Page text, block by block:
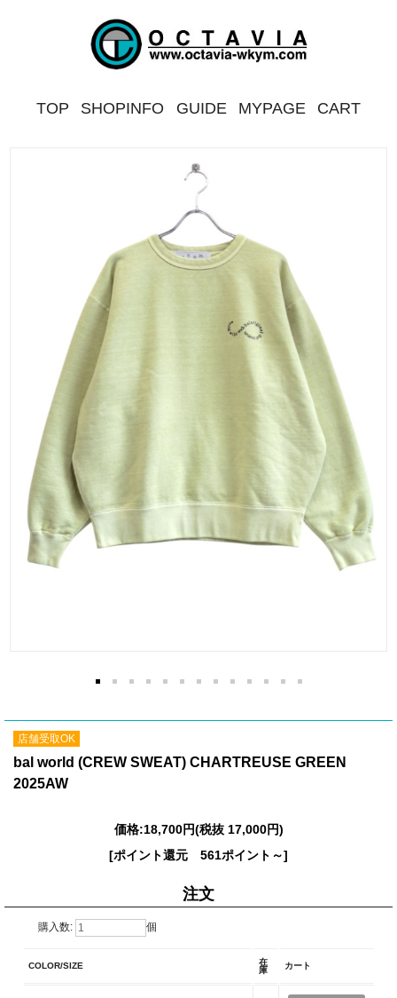
TOP SHOPINFO GUIDE MYPAGE CART
店舗受取OK
bal world (CREW SWEAT) CHARTREUSE GREEN
2025AW
価格:18,700円(税抜 17,000円)
[ポイント還元 561ポイント～]
注文
購入数: 個
COLOR/SIZE
在
庫
カート